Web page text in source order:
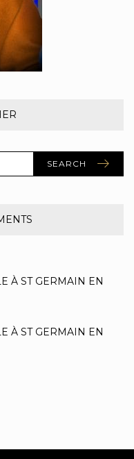
SEARCH
À ST GERMAIN EN
À ST GERMAIN EN